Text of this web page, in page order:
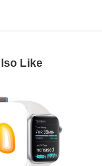
Like